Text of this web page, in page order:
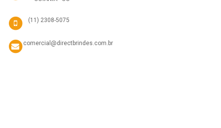
(11) 2308-5075
comercial@directbrindes.com.br